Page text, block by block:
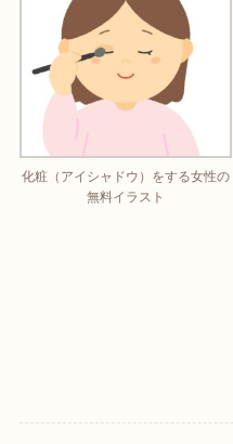
化粧（アイシャドウ）をする女性の
無料イラスト